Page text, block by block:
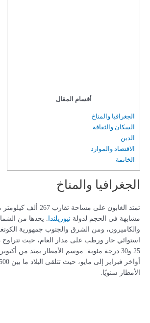
أقسام المقال
الجغرافيا والمناخ
السكان والثقافة
الدين
الاقتصاد والموارد
الخاتمة
الجغرافيا والمناخ
تمتد الغابون على مساحة
مشابهة في الحجم لدولة نيوزيلندا . يحدها من
والكاميرون، ومن الشرق والجنوب جمهورية
استوائي حار ورطب على مدار العام، حيث تتراوح
25 و30 درجة مئوية. موسم الأمطار يمتد من
الأمطار سنويًا.